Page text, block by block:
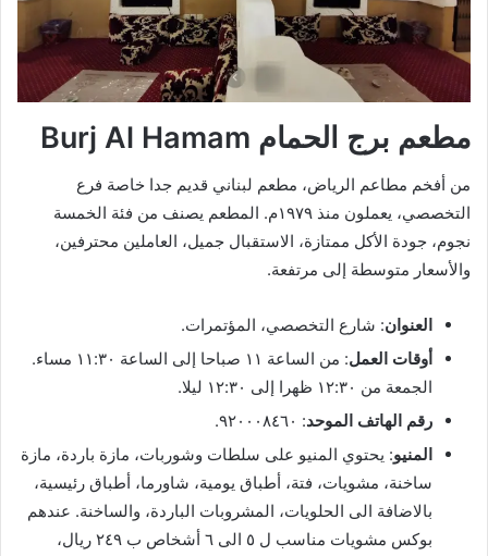
مطعم برج الحمام Burj Al Hamam
من أفخم مطاعم الرياض، مطعم لبناني قديم جدا خاصة فرع
التخصصي، يعملون منذ ١٩٧٩م. المطعم يصنف من فئة الخمسة
نجوم، جودة الأكل ممتازة، الاستقبال جميل، العاملين محترفين،
والأسعار متوسطة إلى مرتفعة.
العنوان: شارع التخصصي، المؤتمرات.
أوقات العمل
: من الساعة ١١ صباحا إلى الساعة ١١:٣٠ مساء.
الجمعة من ١٢:٣٠ ظهرا إلى ١٢:٣٠ ليلا.
رقم الهاتف الموحد: ٩٢٠٠٠٨٤٦٠.
المنيو: يحتوي المنيو على سلطات وشوربات، مازة باردة، مازة
ساخنة، مشويات، فتة، أطباق يومية، شاورما، أطباق رئيسية،
بالاضافة الى الحلويات، المشروبات الباردة، والساخنة. عندهم
بوكس مشويات مناسب ل ٥ الى ٦ أشخاص ب ٢٤٩ ريال،